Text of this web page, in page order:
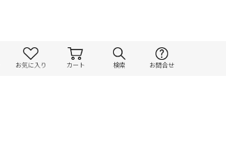
お気に入り カート 検索 お問合せ